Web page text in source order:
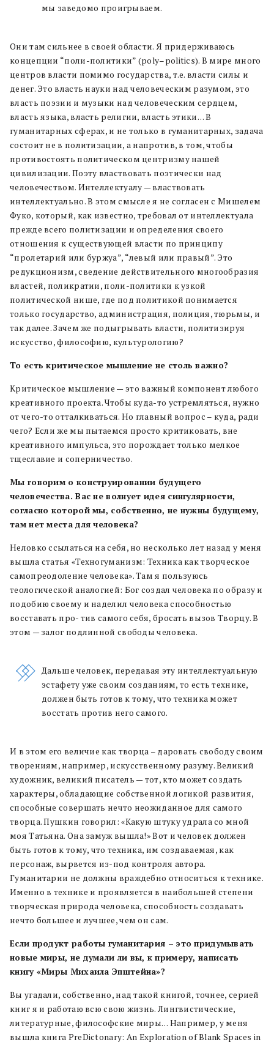
мы заведомо проигрываем.
Они там сильнее в своей области. Я придерживаюсь
концепции “поли-политики” (poly–politics). В мире много
центров власти помимо государства, т.е. власти силы и
денег. Это власть науки над человеческим разумом, это
власть поэзии и музыки над человеческим сердцем,
власть языка, власть религии, власть этики… В
гуманитарных сферах, и не только в гуманитарных, задача
состоит не в политизации, а напротив, в том, чтобы
противостоять политическом центризму нашей
цивилизации. Поэту властвовать поэтически над
человечеством. Интеллектуалу — властвовать
интеллектуально. В этом смысле я не согласен с Мишелем
Фуко, который, как известно, требовал от интеллектуала
прежде всего политизации и определения своего
отношения к существующей власти по принципу
“пролетарий или буржуа”, “левый или правый”. Это
редукционизм, сведение действительного многообразия
властей, поликратии, поли-политики к узкой
политической нише, где под политикой понимается
только государство, администрация, полиция, тюрьмы, и
так далее. Зачем же подыгрывать власти, политизируя
искусство, философию, культурологию?
То есть критическое мышление не столь важно?
Критическое мышление — это важный компонент любого
креативного проекта. Чтобы куда-то устремляться, нужно
от чего-то отталкиваться. Но главный вопрос – куда, ради
чего? Если же мы пытаемся просто критиковать, вне
креативного импульса, это порождает только мелкое
тщеславие и соперничество.
Мы говорим о конструировании будущего
человечества. Вас не волнует идея сингулярности,
согласно которой мы, собственно, не нужны будущему,
там нет места для человека?
Неловко ссылаться на себя, но несколько лет назад у меня
вышла статья «Техногуманизм: Техника как творческое
самопреодоление человека». Tам я пользуюсь
теологической аналогией: Бог создал человека по образу и
подобию своему и наделил человека способностью
восставать про- тив самого себя, бросать вызов Творцу. В
этом — залог подлинной свободы человека.
Дальше человек, передавая эту интеллектуальную
эстафету уже своим созданиям, то есть технике,
должен быть готов к тому, что техника может
восстать против него самого.
И в этом его величие как творца – даровать свободу своим
творениям, например, искусственному разуму. Великий
художник, великий писатель — тот, кто может создать
характеры, обладающие собственной логикой развития,
способные совершать нечто неожиданное для самого
творца. Пушкин говорил: «Какую штуку удрала со мной
моя Татьяна. Она замуж вышла!» Вот и человек должен
быть готов к тому, что техника, им создаваемая, как
персонаж, вырвется из-под контроля автора.
Гуманитарии не должны враждебно относиться к технике.
Именно в технике и проявляется в наибольшей степени
творческая природа человека, способность создавать
нечто большее и лучшее, чем он сам.
Если продукт работы гуманитария – это придумывать
новые миры, не думали ли вы, к примеру, написать
книгу «Миры Михаила Эпштейна»?
Вы угадали, собственно, над такой книгой, точнее, серией
книг я и работаю всю свою жизнь. Лингвистические,
литературные, философские миры… Например, у меня
вышла книга PreDictonary: An Exploration of Blank Spaces in